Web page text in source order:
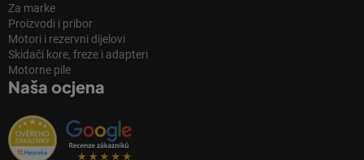
Za marke
Proizvodi i pribor
Motori i rezervni dijelovi
Skidači kore, freze i adapteri
Motorne pile
Naša ocjena